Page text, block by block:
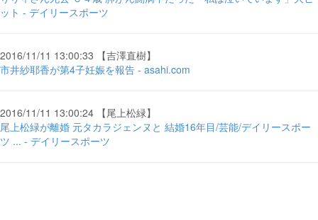
ット - デイリースポーツ
2016/11/11 13:00:33 【吉澤直樹】
市井紗耶香が第4子妊娠を報告 - asahi.com
2016/11/11 13:00:24 【尾上松緑】
尾上松緑が離婚 元タカラジェンヌと 結婚16年目/芸能/デイリースポー
ツ ... - デイリースポーツ